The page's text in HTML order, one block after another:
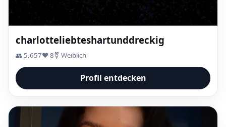
charlotteliebteshartunddreckig
👥 5.657❤️ 8⚧ Weiblich
Profil entdecken